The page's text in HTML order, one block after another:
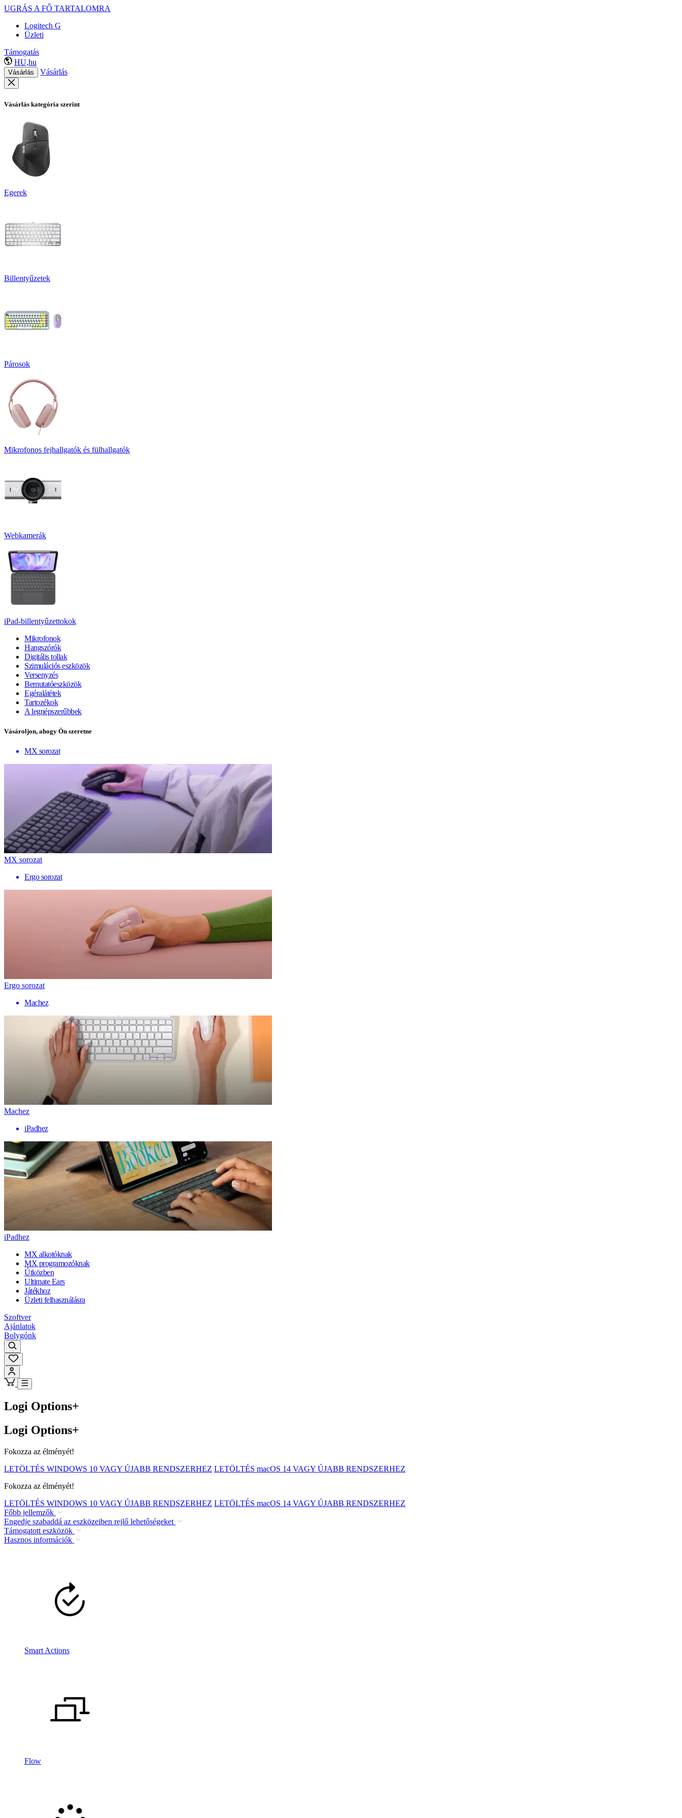
UGRÁS A FŐ TARTALOMRA
Logitech G
Üzleti
Támogatás
HU,hu
Vásárlás Vásárlás
Vásárlás kategória szerint
Egerek
Billentyűzetek
Párosok
Mikrofonos fejhallgatók és fülhallgatók
Webkamerák
iPad-billentyűzettokok
Mikrofonok
Hangszórók
Digitális tollak
Szimulációs eszközök
Versenyzés
Bemutatóeszközök
Egéralátétek
Tartozékok
A legnépszerűbbek
Vásároljon, ahogy Ön szeretne
MX sorozat
MX sorozat
Ergo sorozat
Ergo sorozat
Machez
Machez
iPadhez
iPadhez
MX alkotóknak
MX programozóknak
Útközben
Ultimate Ears
Játékhoz
Üzleti felhasználásra
Szoftver
Ajánlatok
Bolygónk
Logi Options+
Logi Options+
Fokozza az élményét!
LETÖLTÉS WINDOWS 10 VAGY ÚJABB RENDSZERHEZ LETÖLTÉS macOS 14 VAGY ÚJABB RENDSZERHEZ
Fokozza az élményét!
LETÖLTÉS WINDOWS 10 VAGY ÚJABB RENDSZERHEZ LETÖLTÉS macOS 14 VAGY ÚJABB RENDSZERHEZ
Főbb jellemzők
Engedje szabaddá az eszközeiben rejlő lehetőségeket
Támogatott eszközök
Hasznos információk
Smart Actions
Flow